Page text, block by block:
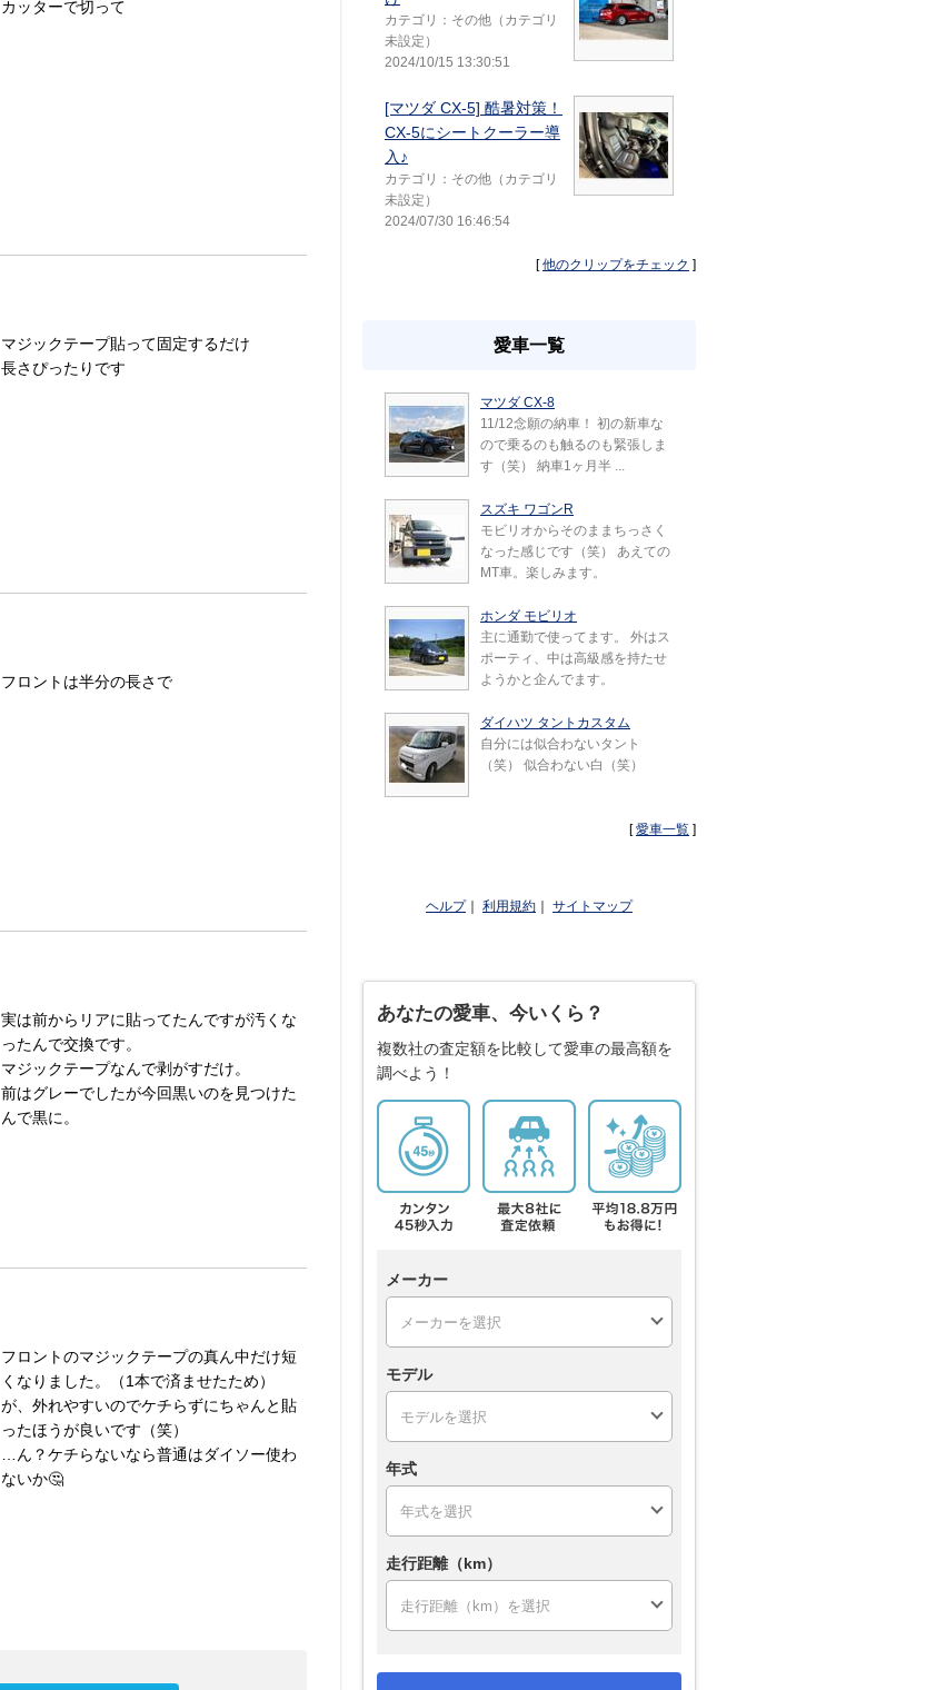
カッターで切って
マジックテープ貼って固定するだけ
長さぴったりです
フロントは半分の長さで
実は前からリアに貼ってたんですが汚くな
ったんで交換です。
マジックテープなんで剥がすだけ。
前はグレーでしたが今回黒いのを見つけた
んで黒に。
フロントのマジックテープの真ん中だけ短
くなりました。（1本で済ませたため）
が、外れやすいのでケチらずにちゃんと貼
ったほうが良いです（笑）
…ん？ケチらないなら普通はダイソー使わ
ないか🤔
カテゴリ：その他（カテゴリ
未設定）
2024/10/15 13:30:51
[マツダ CX-5] 酷暑対策！
CX-5にシートクーラー導
入♪
カテゴリ：その他（カテゴリ
未設定）
2024/07/30 16:46:54
[他のクリップをチェック ]
愛車一覧
マツダ CX-8
11/12念願の納車！ 初の新車な
ので乗るのも触るのも緊張しま
す（笑） 納車1ヶ月半 ...
スズキ ワゴンR
モビリオからそのままちっさく
なった感じです（笑） あえての
MT車。楽しみます。
ホンダ モビリオ
主に通勤で使ってます。 外はス
ポーティ、中は高級感を持たせ
ようかと企んでます。
ダイハツ タントカスタム
自分には似合わないタント
（笑） 似合わない白（笑）
[愛車一覧 ]
ヘルプ｜ 利用規約 サイトマップ
あなたの愛車、今いくら？
複数社の査定額を比較して愛車の最高額を
調べよう！
メーカー
モデル
年式
走行距離（km）